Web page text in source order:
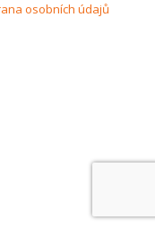
osobních údajů